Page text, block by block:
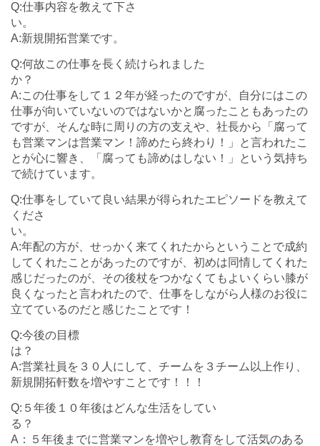
Q:仕事内容を教えて下さ
A:新規開拓営業です。
Q:何故この仕事を長く続けられました
A:この仕事をして１２年が経ったのですが、自分にはこの
仕事が向いていないのではないかと腐ったこともあったの
ですが、そんな時に周りの方の支えや、社長から「腐って
も営業マンは営業マン！諦めたら終わり！」と言われたこ
とが心に響き、「腐っても諦めはしない！」という気持ち
で続けています。
Q:仕事をしていて良い結果が得られたエピソードを教えて
くださ
A:年配の方が、せっかく来てくれたからということで成約
してくれたことがあったのですが、初めは同情してくれた
感じだったのが、その後杖をつかなくてもよいくらい膝が
良くなったと言われたので、仕事をしながら人様のお役に
立てているのだと感じたことです！
Q:今後の目標
A:営業社員を３０人にして、チームを３チーム以上作り、
新規開拓軒数を増やすことです！！！
Q:５年後１０年後はどんな生活をしてい
る
A：５年後までに営業マンを増やし教育をして活気のある